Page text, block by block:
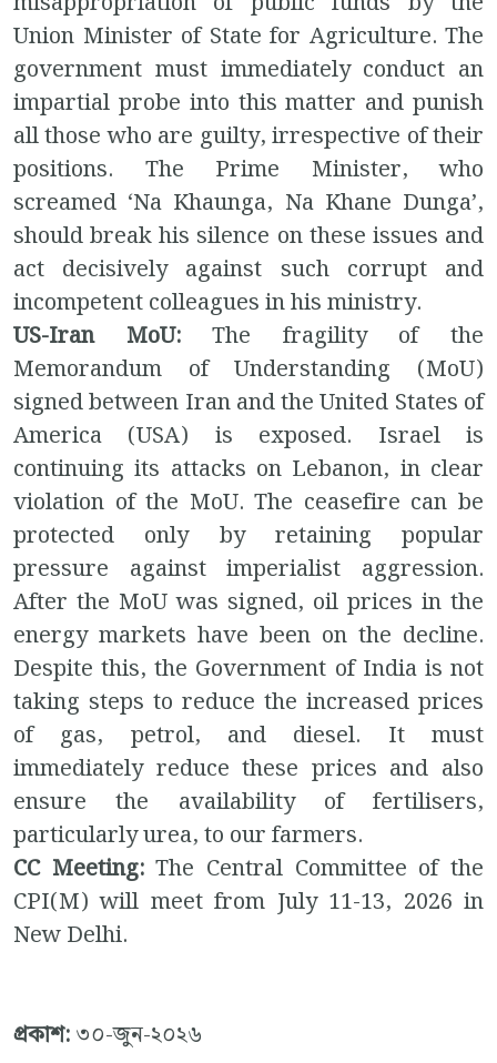
Union Minister of State for Agriculture. The
government must immediately conduct an
impartial probe into this matter and punish
all those who are guilty, irrespective of their
positions. The Prime Minister, who
screamed ‘Na Khaunga, Na Khane Dunga’,
should break his silence on these issues and
act decisively against such corrupt and
incompetent colleagues in his ministry.
US-Iran MoU:The fragility of the
Memorandum of Understanding (MoU)
signed between Iran and the United States of
America (USA) is exposed. Israel is
continuing its attacks on Lebanon, in clear
violation of the MoU. The ceasefire can be
protected only by retaining popular
pressure against imperialist aggression.
After the MoU was signed, oil prices in the
energy markets have been on the decline.
Despite this, the Government of India is not
taking steps to reduce the increased prices
of gas, petrol, and diesel. It must
immediately reduce these prices and also
ensure the availability of fertilisers,
particularly urea, to our farmers.
CC Meeting:The Central Committee of the
CPI(M) will meet from July 11-13, 2026 in
New Delhi.
প্রকাশ:৩০-জুন-২০২৬